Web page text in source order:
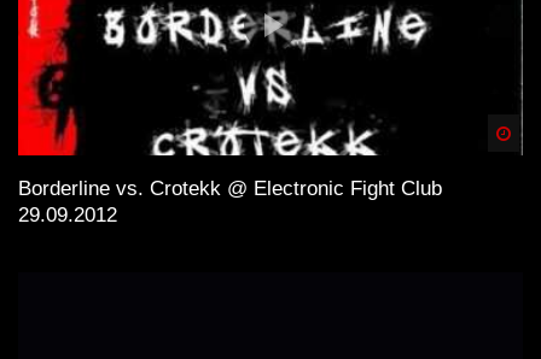
Borderline vs. Crotekk @ Electronic Fight Club
29.09.2012